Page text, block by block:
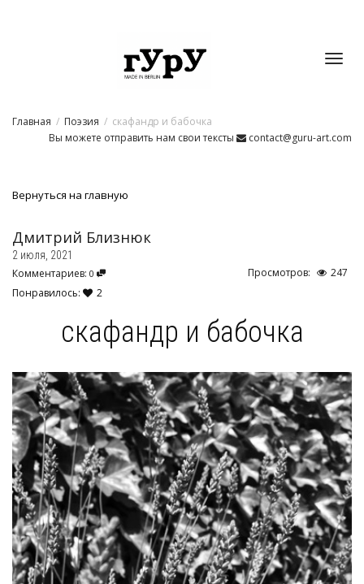
Главная Поэзия
скафандр и бабочка
Вы можете отправить нам свои тексты
contact@guru-art.com
Вернуться на главную
Дмитрий Близнюк
2 июля, 2021
Комментариев: 0 Просмотров:
247
Понравилось:
2
скафандр и бабочка